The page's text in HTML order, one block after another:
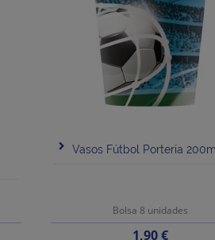
Vasos Fútbol Portería
Bolsa 8 unidades
Precio
1,90 €